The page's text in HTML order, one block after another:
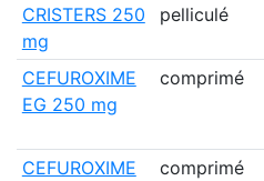
CRISTERS 250
mg
pelliculé
CEFUROXIME
EG 250 mg
comprimé
CEFUROXIME
comprimé